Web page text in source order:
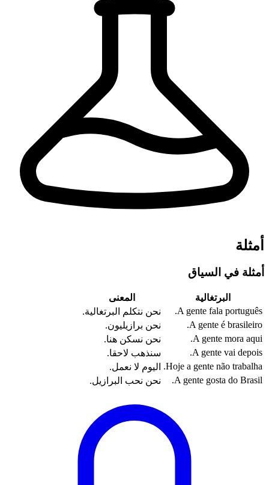
أمثلة
أمثلة في السياق
البرتغالية
المعنى
A gente fala português.
نحن نتكلم البرتغالية.
A gente é brasileiro.
نحن برازيليون.
A gente mora aqui.
نحن نسكن هنا.
A gente vai depois.
سنذهب لاحقا.
Hoje a gente não trabalha.
اليوم لا نعمل.
A gente gosta do Brasil.
نحن نحب البرازيل.